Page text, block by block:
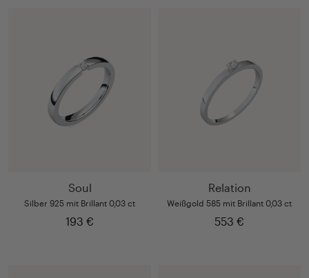
Soul
Silber 925 mit Brillant 0,03 ct
193 €
Relation
Weißgold 585 mit Brillant 0,03 ct
553 €